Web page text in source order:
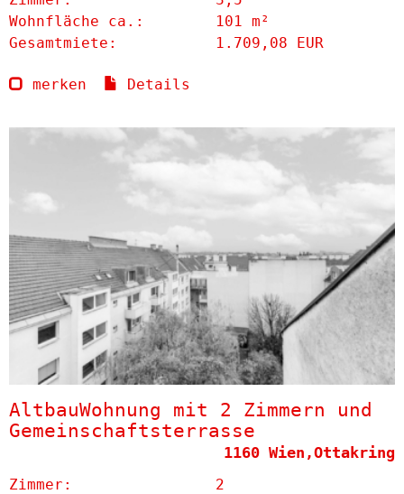
Wohnfläche ca.:
101 m²
Gesamtmiete:
1.709,08 EUR
merken Details
AltbauWohnung mit 2 Zimmern und
Gemeinschaftsterrasse
1160 Wien,Ottakring
Zimmer: 2